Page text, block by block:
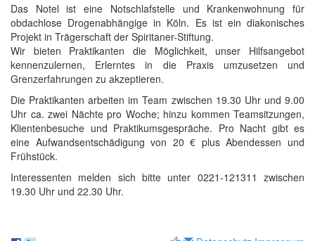
Das Notel ist eine Notschlafstelle und Krankenwohnung für
obdachlose Drogenabhängige in Köln. Es ist ein diakonisches
Projekt in Trägerschaft der Spiritaner-Stiftung.
Wir bieten Praktikanten die Möglichkeit, unser Hilfsangebot
kennenzulernen, Erlerntes in die Praxis umzusetzen und
Grenzerfahrungen zu akzeptieren.
Die Praktikanten arbeiten im Team zwischen 19.30 Uhr und 9.00
Uhr ca. zwei Nächte pro Woche; hinzu kommen Teamsitzungen,
Klientenbesuche und Praktikumsgespräche. Pro Nacht gibt es
eine Aufwandsentschädigung von 20 € plus Abendessen und
Frühstück.
Interessenten melden sich bitte unter 0221-121311 zwischen
19.30 Uhr und 22.30 Uhr.